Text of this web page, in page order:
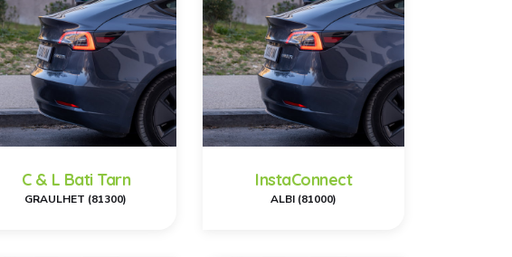
C & L Bati Tarn
GRAULHET (81300)
InstaConnect
ALBI (81000)